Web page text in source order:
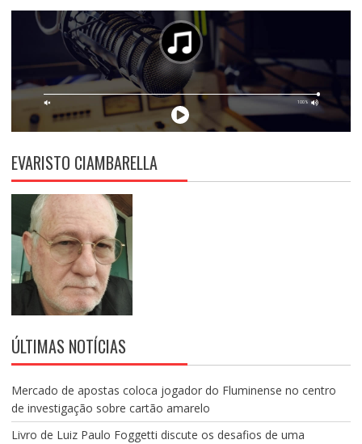
EVARISTO CIAMBARELLA
ÚLTIMAS NOTÍCIAS
Mercado de apostas coloca jogador do Fluminense no centro
de investigação sobre cartão amarelo
Livro de Luiz Paulo Foggetti discute os desafios de uma